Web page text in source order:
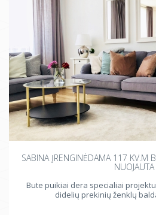
SABINA ĮRENGINĖDAMA 117 KV.M
NUOJAUTA
Bute puikiai dera specialiai
didelių prekinių ženklų